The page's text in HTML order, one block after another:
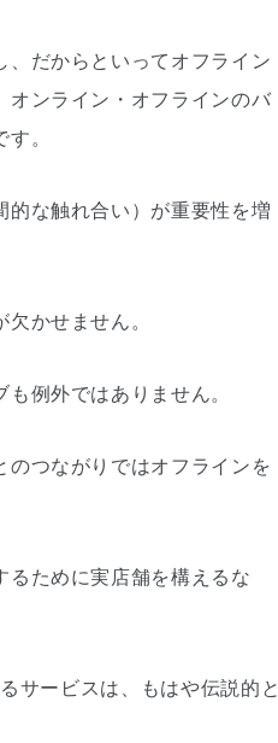
、だからといってオフライン
オンライン・オフラインのバ
。
的な触れ合い）が重要性を増
かせません。
例外ではありません。
のつながりではオフラインを
るために実店舗を構えるな
サービスは、もはや伝説的と